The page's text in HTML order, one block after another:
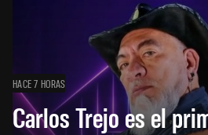
HACE 7 HORAS
Carlos Trejo es el